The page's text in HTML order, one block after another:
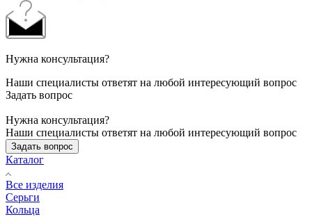
Нужна консультация?
Наши специалисты ответят на любой интересующий вопрос
Задать вопрос
Нужна консультация?
Наши специалисты ответят на любой интересующий вопрос
Задать вопрос
Каталог
Все изделия
Серьги
Кольца